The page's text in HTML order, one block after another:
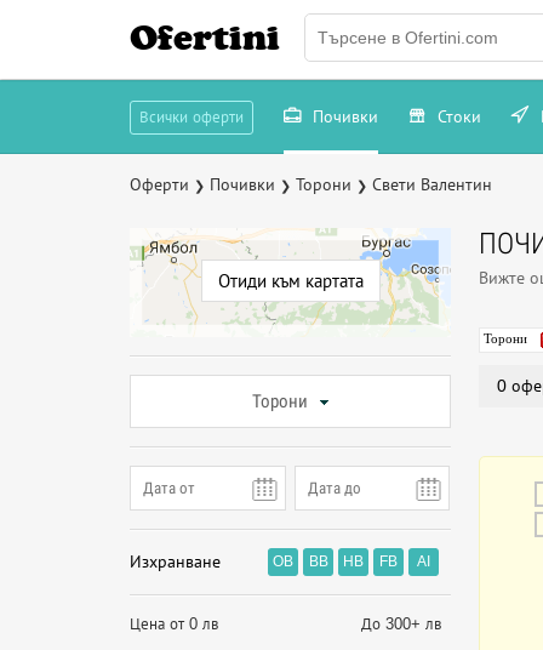
Ofertini
Всички оферти Почивки Стоки
Оферти ❯ Почивки ❯ Торони ❯ Свети Валентин
Отиди към картата
Торони
Изхранване OB BB HB FB AI
Цена от 0 лв До 300+ лв
Вижте
Торони
0